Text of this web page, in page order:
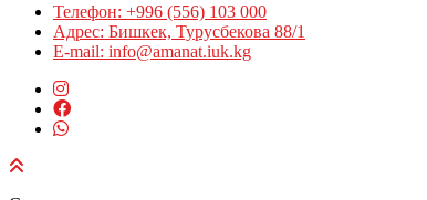
Телефон: +996 (556) 103 000
Адрес: Бишкек, Турусбекова 88/1
E-mail: info@amanat.iuk.kg